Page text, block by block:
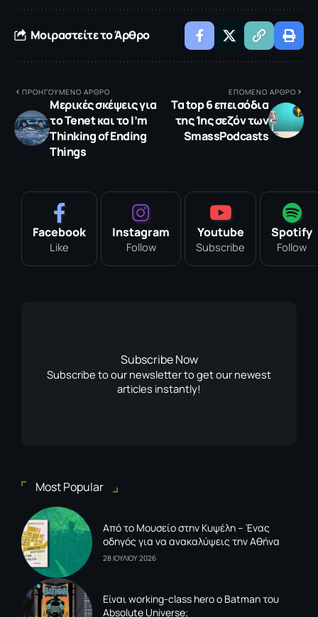
Μοιραστείτε το Άρθρο
ΠΡΟΗΓΟΥΜΕΝΟ ΑΡΘΡΟ
Μερικές σκέψεις για
το Tenet και το I’m
Thinking of Ending
Things
ΕΠΟΜΕΝΟ ΑΡΘΡΟ
Τα top 6 επεισόδια
της 1ης σεζόν των
SmassPodcasts
Facebook
Like
Instagram
Follow
Youtube
Subscribe
Spotify
Follow
Subscribe Now
Subscribe to our newsletter to get our newest
articles instantly!
Most Popular
Από το Μουσείο στην Κυψέλη – Ένας
οδηγός για να ανακαλύψεις την Αθήνα
28 ΙΟΥΛΙΟΥ 2026
Είναι working-class hero ο Batman του
Absolute Universe;